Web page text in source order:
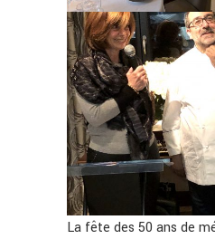
La fête des 50 ans de